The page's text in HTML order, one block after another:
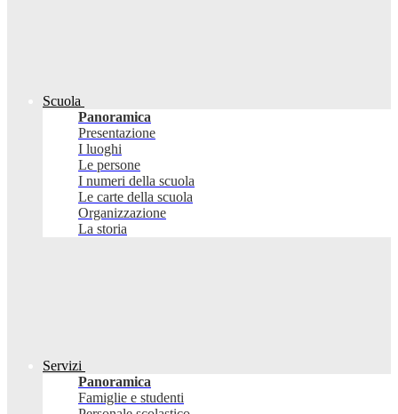
Scuola
Panoramica
Presentazione
I luoghi
Le persone
I numeri della scuola
Le carte della scuola
Organizzazione
La storia
Servizi
Panoramica
Famiglie e studenti